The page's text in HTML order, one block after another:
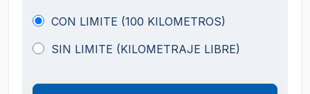
CON LIMITE (100 KILOMETROS)
SIN LIMITE (KILOMETRAJE LIBRE)